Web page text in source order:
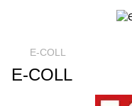
E-COLL
E-COLL